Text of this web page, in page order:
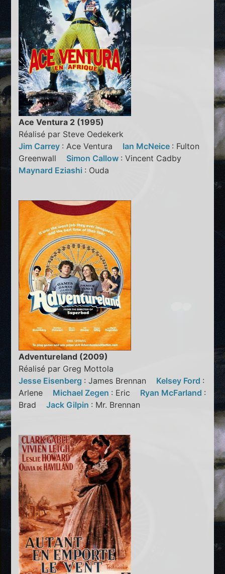
Ace Ventura 2 (1995)
Réalisé par Steve Oedekerk
Jim Carrey : Ace Ventura Ian McNeice : Fulton
Greenwall Simon Callow : Vincent Cadby
Maynard Eziashi : Ouda
Adventureland (2009)
Réalisé par Greg Mottola
Jesse Eisenberg : James Brennan Kelsey Ford :
Arlene Michael Zegen : Eric Ryan McFarland :
BradJack Gilpin : Mr. Brennan